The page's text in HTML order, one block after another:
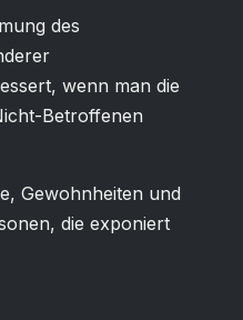
des
wenn man die
Betroffenen
Gewohnheiten und
die exponiert